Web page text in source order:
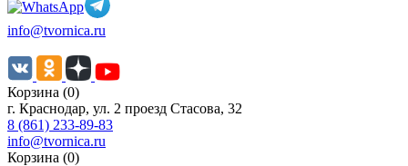
info@tvornica.ru
Корзина (0)
г. Краснодар, ул. 2 проезд Стасова, 32
8 (861) 233-89-83
info@tvornica.ru
Корзина (0)